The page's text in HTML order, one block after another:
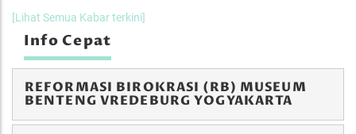
[Lihat Semua Kabar terkini]
Info Cepat
REFORMASI BIROKRASI (RB) MUSEUM
BENTENG VREDEBURG YOGYAKARTA